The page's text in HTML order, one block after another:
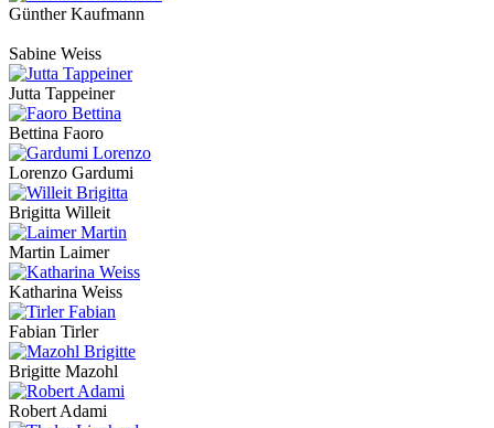
Günther Kaufmann
Sabine Weiss
Jutta Tappeiner
Bettina Faoro
Lorenzo Gardumi
Brigitta Willeit
Martin Laimer
Katharina Weiss
Fabian Tirler
Brigitte Mazohl
Robert Adami